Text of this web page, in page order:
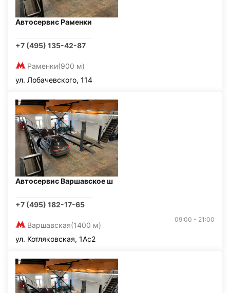
Автосервис Раменки
+7 (495) 135-42-87
Раменки(900 м)
ул. Лобачевского, 114
Автосервис Варшавское ш
+7 (495) 182-17-65
Варшавская(1400 м)
09:00 - 21:00
ул. Котляковская, 1Ас2